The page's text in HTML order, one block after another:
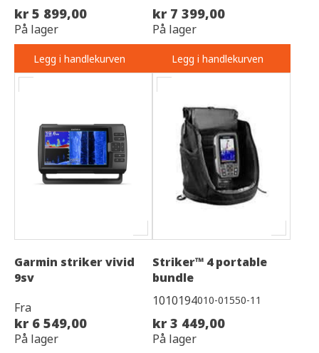
kr 5 899,00
På lager
Legg i handlekurven
kr 7 399,00
På lager
Legg i handlekurven
Garmin striker vivid
9sv
Fra
kr 6 549,00
På lager
Striker™ 4 portable
bundle
1010194010-01550-11
kr 3 449,00
På lager